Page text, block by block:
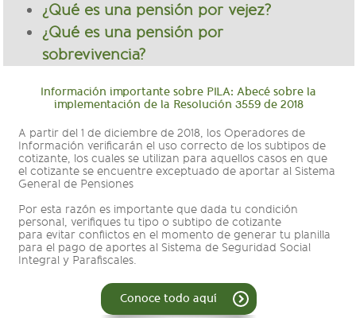
¿Qué es una pensión por vejez?
¿Qué es una pensión por
sobrevivencia?
Información importante sobre PILA: Abecé sobre la
implementación de la Resolución 3559 de 2018
A partir del 1 de diciembre de 2018, los Operadores de
Información verificarán el uso correcto de los subtipos de
cotizante, los cuales se utilizan para aquellos casos en que
el cotizante se encuentre exceptuado de aportar al Sistema
General de Pensiones
Por esta razón es importante que dada tu condición
personal, verifiques tu tipo o subtipo de cotizante
para evitar conflictos en el momento de generar tu planilla
para el pago de aportes al Sistema de Seguridad Social
Integral y Parafiscales.
Conoce todo aquí